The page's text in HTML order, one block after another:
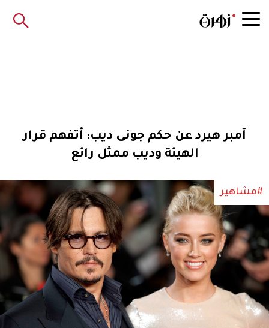
آمبر هيرد عن حكم جونى ديب: أتفهم قرار
الهيئة وديب ممثل رائع
#مشاهير